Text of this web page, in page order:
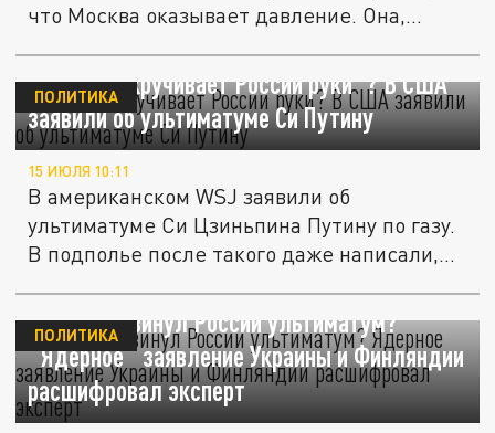
что Москва оказывает давление. Она,...
Китай "выкручивает России руки"? В США
заявили об ультиматуме Си Путину
ПОЛИТИКА
15 ИЮЛЯ 10:11
В американском WSJ заявили об
ультиматуме Си Цзиньпина Путину по газу.
В подполье после такого даже написали,...
Китай выдвинул России ультиматум?
"Ядерное" заявление Украины и Финляндии
расшифровал эксперт
ПОЛИТИКА